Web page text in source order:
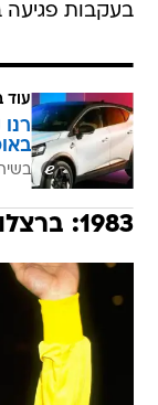
בעקבות פגיעה
עוד
1983: ברצלונה